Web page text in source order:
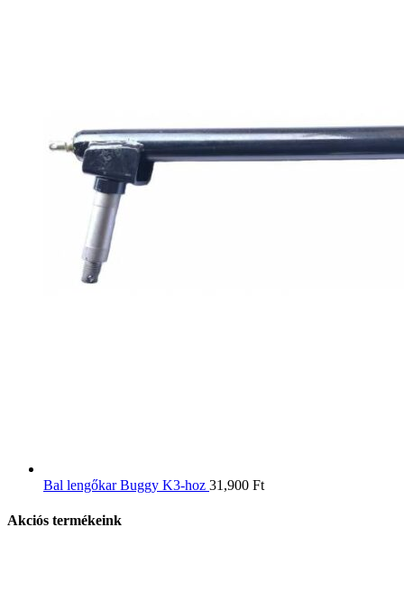
Bal lengőkar Buggy K3-hoz 31,900 Ft
Akciós termékeink